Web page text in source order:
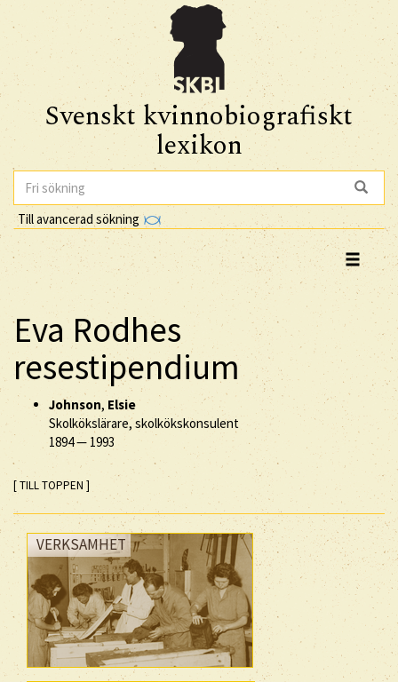
Svenskt kvinnobiografiskt
lexikon
Till avancerad sökning
Eva Rodhes
resestipendium
Johnson, Elsie
Skolkökslärare, skolkökskonsulent
1894— 1993
[ TILL TOPPEN ]
VERKSAMHET